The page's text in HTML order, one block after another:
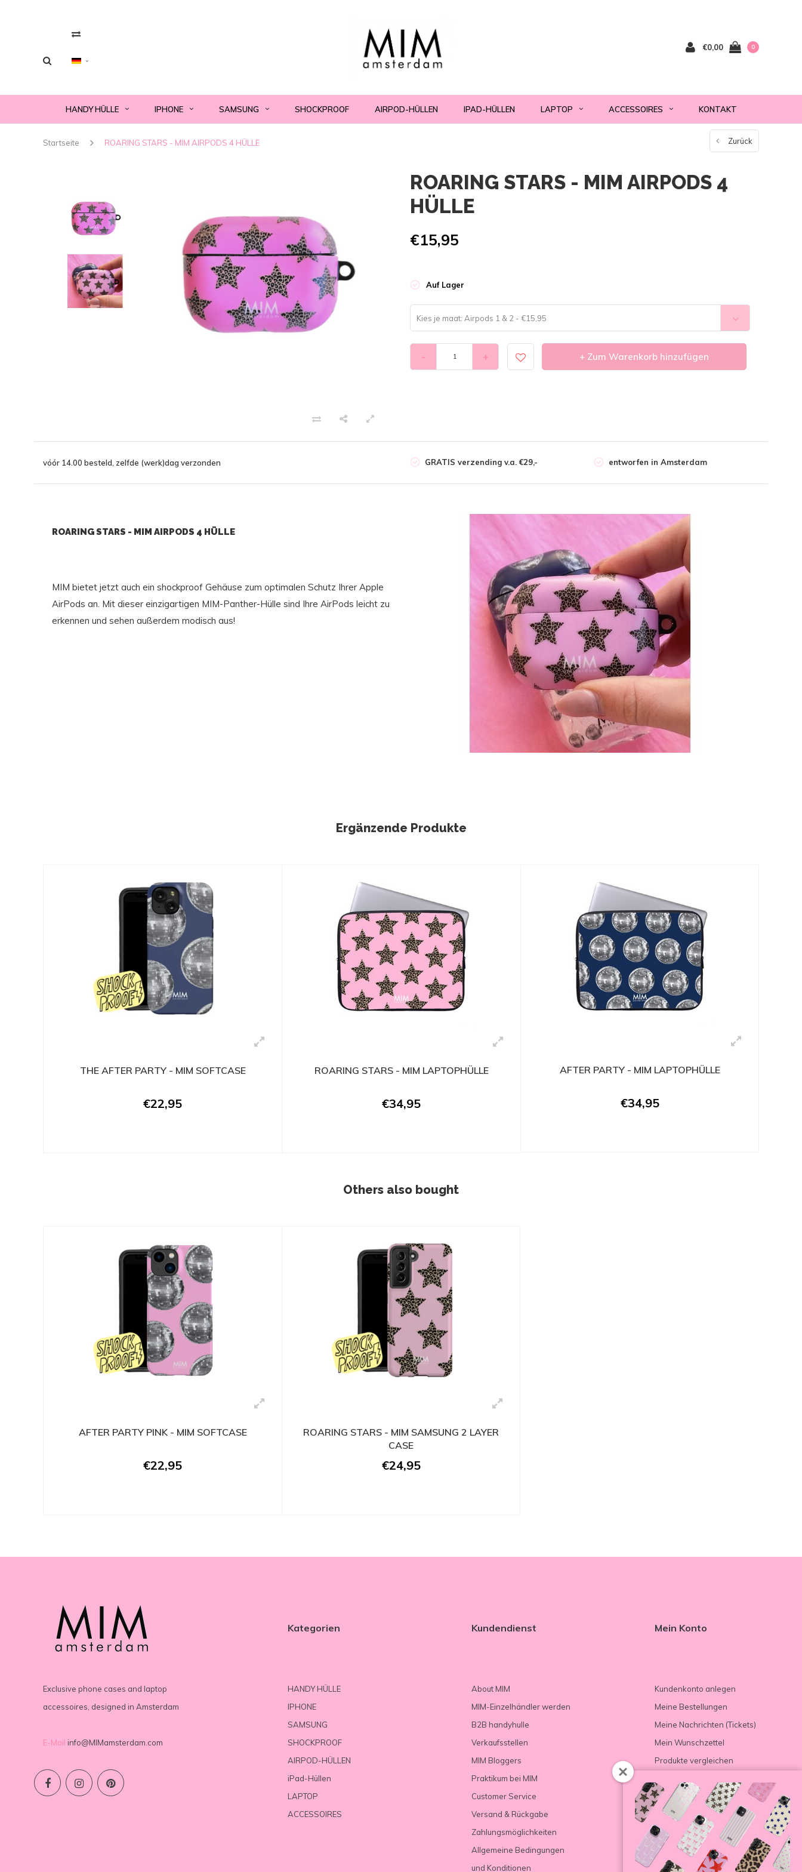
€0,00 0
HANDY HÜLLE IPHONE SAMSUNG SHOCKPROOF AIRPOD-HÜLLEN IPAD-HÜLLEN LAPTOP ACCESSOIRES KONTAKT
Startseite ROARING STARS - MIM AIRPODS 4 HÜLLE Zurück
ROARING STARS - MIM AIRPODS 4
HÜLLE
€15,95
Auf Lager
Kies je maat: Airpods 1 & 2 - €15,95
- + + Zum Warenkorb hinzufügen
vóór 14.00 besteld, zelfde (werk)dag verzonden GRATIS verzending v.a. €29,- entworfen in Amsterdam
ROARING STARS - MIM AIRPODS 4 HÜLLE
MIM bietet jetzt auch ein shockproof Gehäuse zum optimalen Schutz Ihrer Apple
AirPods an. Mit dieser einzigartigen MIM-Panther-Hülle sind Ihre AirPods leicht zu
erkennen und sehen außerdem modisch aus!
Ergänzende Produkte
THE AFTER PARTY - MIM SOFTCASE
€22,95
ROARING STARS - MIM LAPTOPHÜLLE
€34,95
AFTER PARTY - MIM LAPTOPHÜLLE
€34,95
Others also bought
AFTER PARTY PINK - MIM SOFTCASE
€22,95
ROARING STARS - MIM SAMSUNG 2 LAYER
CASE
€24,95
Exclusive phone cases and laptop
accessoires, designed in Amsterdam
E-Mail info@MIMamsterdam.com
Kategorien
HANDY HÜLLE
IPHONE
SAMSUNG
SHOCKPROOF
AIRPOD-HÜLLEN
iPad-Hüllen
LAPTOP
ACCESSOIRES
Kundendienst
About MIM
MIM-Einzelhändler werden
B2B handyhulle
Verkaufsstellen
MIM Bloggers
Praktikum bei MIM
Customer Service
Versand & Rückgabe
Zahlungsmöglichkeiten
Allgemeine Bedingungen
und Konditionen
Mein Konto
Kundenkonto anlegen
Meine Bestellungen
Meine Nachrichten (Tickets)
Mein Wunschzettel
Produkte vergleichen